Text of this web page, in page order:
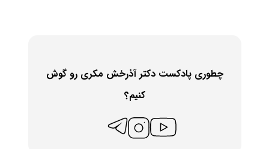
چطوری پادکست دکتر آذرخش مکری رو گوش
کنیم؟